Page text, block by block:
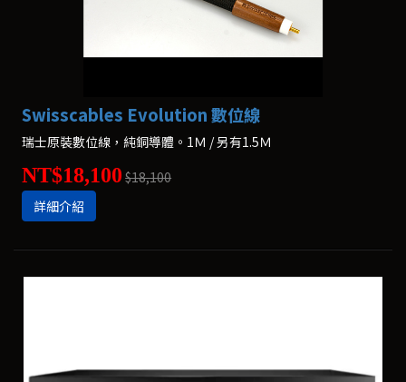
Swisscables Evolution 數位線
瑞士原裝數位線，純銅導體。1Ｍ / 另有1.5Ｍ
NT$18,100 $18,100
詳細介紹